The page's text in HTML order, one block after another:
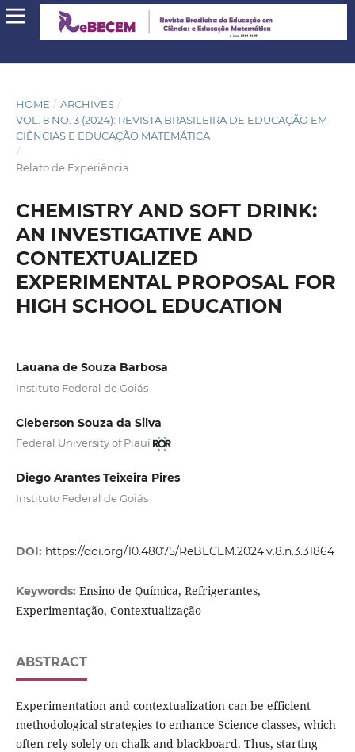
HOME / ARCHIVES /
VOL. 8 NO. 3 (2024): REVISTA BRASILEIRA DE EDUCAÇÃO EM
CIÊNCIAS E EDUCAÇÃO MATEMÁTICA
/
Relato de Experiência
CHEMISTRY AND SOFT DRINK:
AN INVESTIGATIVE AND
CONTEXTUALIZED
EXPERIMENTAL PROPOSAL FOR
HIGH SCHOOL EDUCATION
Lauana de Souza Barbosa
Instituto Federal de Goiás
Cleberson Souza da Silva
Federal University of Piauí
Diego Arantes Teixeira Pires
Instituto Federal de Goiás
DOI: https://doi.org/10.48075/ReBECEM.2024.v.8.n.3.31864
Keywords: Ensino de Química, Refrigerantes,
Experimentação, Contextualização
ABSTRACT
Experimentation and contextualization can be efficient
methodological strategies to enhance Science classes, which
often rely solely on chalk and blackboard. Thus, starting